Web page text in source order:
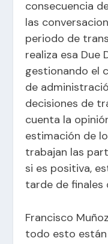
consecuencia
las
periodo de
realiza esa Due
gestionando el
de
decisiones de
cuenta la
estimación de
trabajan las
si es positiva,
tarde de finales
Francisco
todo esto